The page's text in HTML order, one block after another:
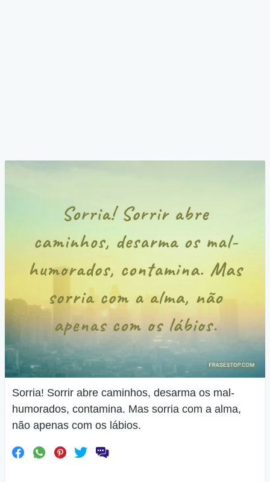
Sorria! Sorrir abre caminhos, desarma os mal-
humorados, contamina. Mas sorria com a alma,
não apenas com os lábios.